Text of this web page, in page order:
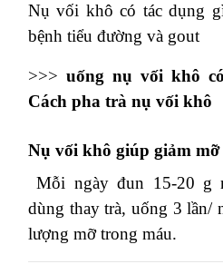
Nụ vối khô có tác dụng
bệnh tiểu đường và gout
>>> uống nụ vối khô
Cách pha trà nụ vối khô
Nụ vối khô giúp giảm mỡ
Mỗi ngày đun 15-20 g
dùng thay trà, uống 3 lần/
lượng mỡ trong máu.